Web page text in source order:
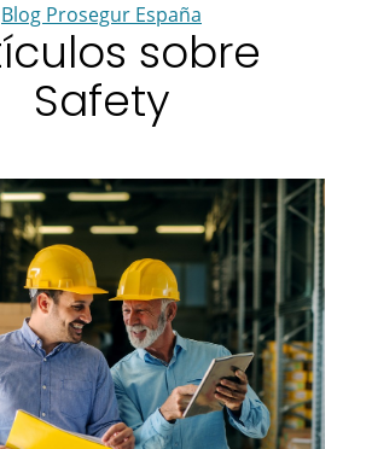
Blog Prosegur España
sobre
Safety